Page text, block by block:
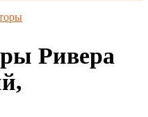
Ривера